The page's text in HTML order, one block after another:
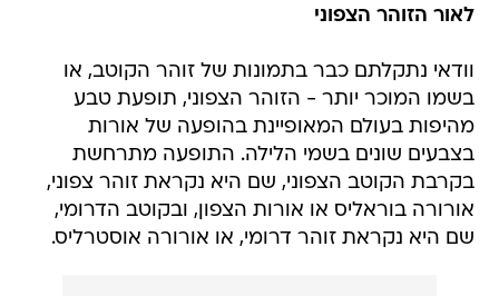
לאור הזוהר הצפוני
וודאי נתקלתם כבר בתמונות של זוהר הקוטב, או
בשמו המוכר יותר - הזוהר הצפוני, תופעת טבע
מהיפות בעולם המאופיינת בהופעה של אורות
בצבעים שונים בשמי הלילה. התופעה מתרחשת
בקרבת הקוטב הצפוני, שם היא נקראת זוהר צפוני,
אורורה בוראליס או אורות הצפון, ובקוטב הדרומי,
שם היא נקראת זוהר דרומי, או אורורה אוסטרליס.